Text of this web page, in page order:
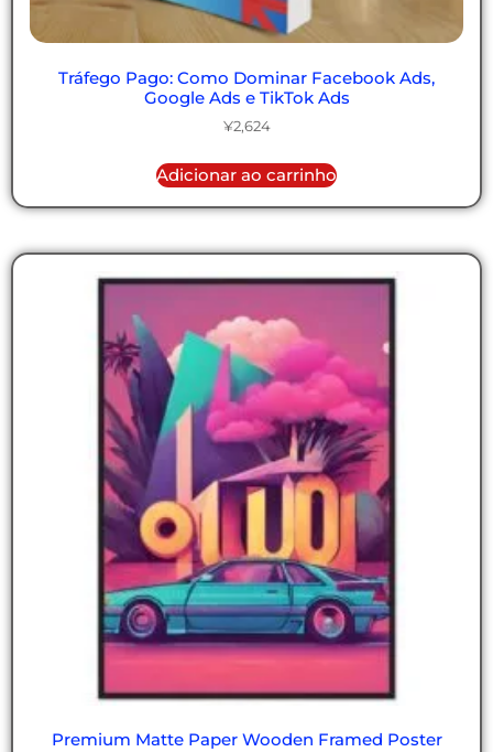
Tráfego Pago: Como Dominar Facebook Ads,
Google Ads e TikTok Ads
¥2,624
Adicionar ao carrinho
Premium Matte Paper Wooden Framed Poster